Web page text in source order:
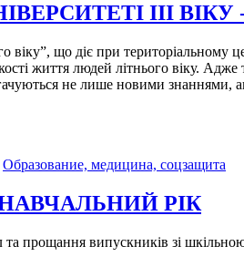
ІІІ
віку”, що діє при
життя людей літнього віку.
не лише новими знаннями,
Образование, медицина, соцзащита
РІК
та прощання випускників зі